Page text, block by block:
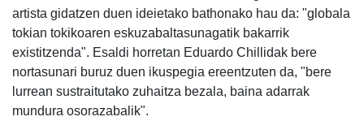
artista gidatzen duen ideietako bathonako hau da: "globala
tokian tokikoaren eskuzabaltasunagatik bakarrik
existitzenda". Esaldi horretan Eduardo Chillidak bere
nortasunari buruz duen ikuspegia ereentzuten da, "bere
lurrean sustraitutako zuhaitza bezala, baina adarrak
mundura osorazabalik".